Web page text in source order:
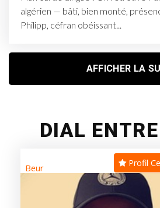
algérien — bâti, bien monté,
Philipp, céfran obéissant...
AFFICHER LA
DIAL